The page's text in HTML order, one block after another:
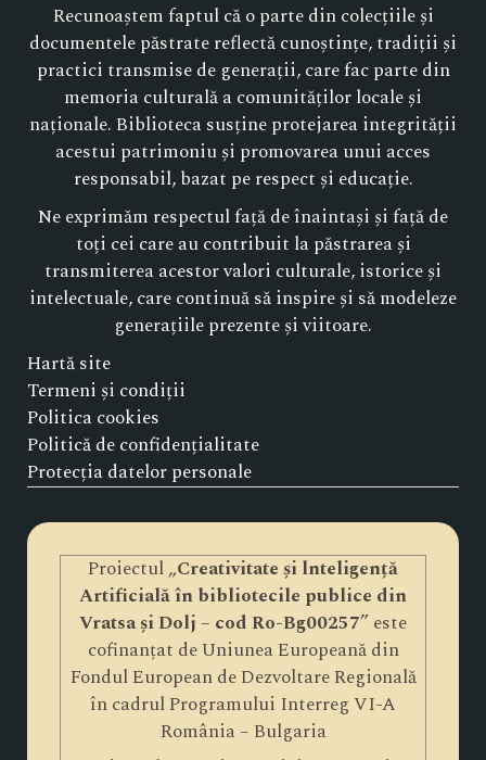
Recunoaștem faptul că o parte din colecțiile și
documentele păstrate reflectă cunoștințe, tradiții și
practici transmise de generații, care fac parte din
memoria culturală a comunităților locale și
naționale. Biblioteca susține protejarea integrității
acestui patrimoniu și promovarea unui acces
responsabil, bazat pe respect și educație.
Ne exprimăm respectul față de înaintași și față de
toți cei care au contribuit la păstrarea și
transmiterea acestor valori culturale, istorice și
intelectuale, care continuă să inspire și să modeleze
generațiile prezente și viitoare.
Hartă site
Termeni și condiții
Politica cookies
Politică de confidențialitate
Protecția datelor personale
Proiectul „Creativitate și lnteligență
Artificială în bibliotecile publice din
Vratsa și Dolj – cod Ro-Bg00257” este
cofinanțat de Uniunea Europeană din
Fondul European de Dezvoltare Regională
în cadrul Programului Interreg VI-A
România – Bulgaria